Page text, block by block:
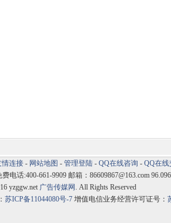
情连接 - 网站地图 - 管理登陆 - QQ在线咨询 - QQ在线
电话:400-661-9909 邮箱：86609867@163.com
yzggw.net 广告传媒网 . All Rights Reserved
苏ICP备11044080号-7增值电信业务经营许可证号：